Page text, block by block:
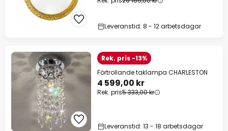
Leveranstid: 8 - 12 arbetsdagar
Rek. pris -13%
Förtrollande taklampa CHARLESTON
4 599,00 kr
Rek. pris5 333,00 kr
Leveranstid: 13 - 18 arbetsdagar